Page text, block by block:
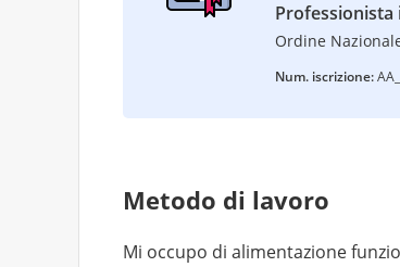
Professionista
Ordine
Num. iscrizione:
Metodo di lavoro
Mi occupo di alimentazione